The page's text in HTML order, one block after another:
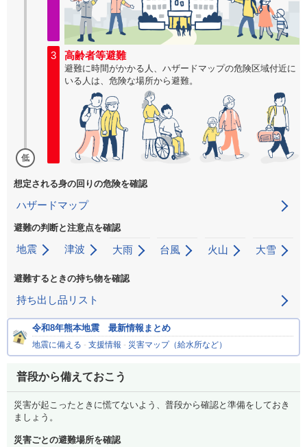
低
3 高齢者等避難
避難に時間がかかる人、ハザードマップの危険区域付近に
いる人は、危険な場所から避難。
想定される身の回りの危険を確認
ハザードマップ
避難の判断と注意点を確認
地震 津波 大雨 台風 火山 大雪
避難するときの持ち物を確認
持ち出し品リスト
令和8年熊本地震 最新情報まとめ
地震に備える - 支援情報 - 災害マップ（給水所など）
普段から備えておこう
災害が起こったときに慌てないよう、普段から確認と準備をしておき
ましょう。
災害ごとの避難場所を確認